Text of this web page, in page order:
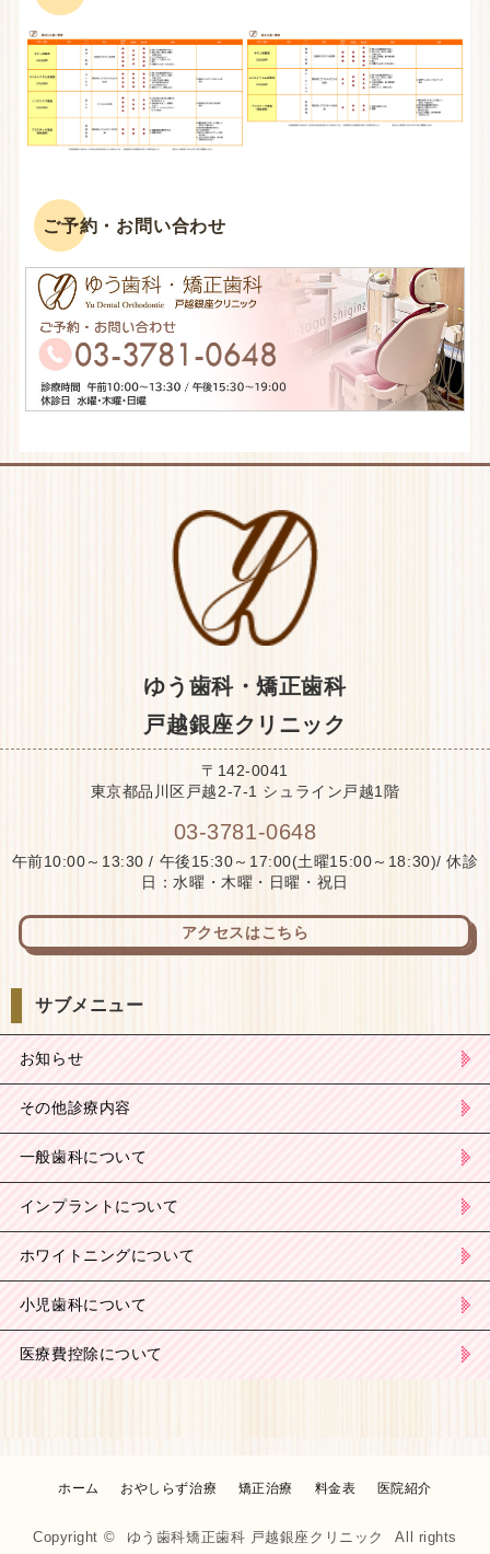
ご予約・お問い合わせ
ゆう歯科・矯正歯科
戸越銀座クリニック
〒142-0041
東京都品川区戸越2-7-1 シュライン戸越1階
03-3781-0648
午前10:00～13:30 / 午後15:30～17:00(土曜15:00～18:30)/ 休診
日：水曜・木曜・日曜・祝日
アクセスはこちら
サブメニュー
お知らせ
その他診療内容
一般歯科について
インプラントについて
ホワイトニングについて
小児歯科について
医療費控除について
ホーム おやしらず治療 矯正治療 料金表 医院紹介
Copyright © ゆう歯科矯正歯科 戸越銀座クリニック All rights